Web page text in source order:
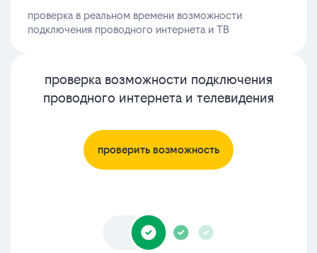
проверка в реальном времени возможности
подключения проводного интернета и ТВ
проверка возможности подключения
проводного интернета и телевидения
проверить возможность